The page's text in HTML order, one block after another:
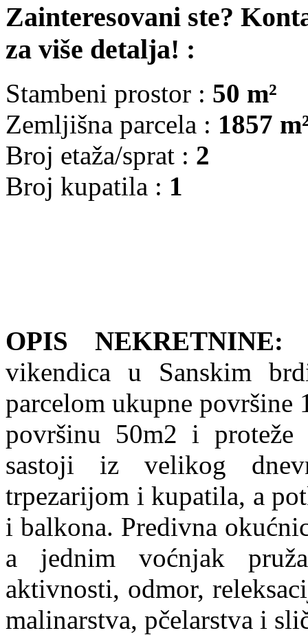
Zainteresovani ste?
za više detalja! :
Stambeni prostor : 50 m²
Zemljišna parcela : 1857
Broj etaža/sprat : 2
Broj kupatila : 1
OPIS NEKRETNINE:
vikendica u Sanskim
parcelom ukupne površine
površinu 50m2 i proteže
sastoji iz velikog
trpezarijom i kupatila, a
i balkona. Predivna
a jednim voćnjak
aktivnosti, odmor,
malinarstva, pčelarstva i